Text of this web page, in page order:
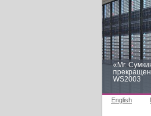
«Mr.
WS2003
English